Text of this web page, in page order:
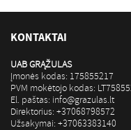
KONTAKTAI
UAB GRĄŽULAS
Įmonės kodas: 175855217
PVM mokėtojo kodas:
El. paštas: info@grazulas.lt
Direktorius: +37068798572
Užsakymai: +37063383140